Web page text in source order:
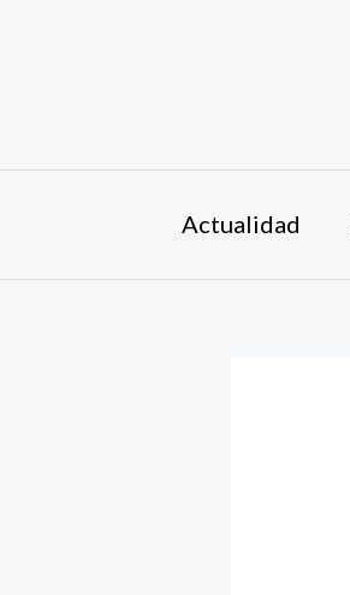
Actualidad